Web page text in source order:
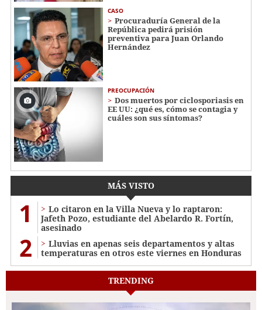
CASO
Procuraduría General de la
República pedirá prisión
preventiva para Juan Orlando
Hernández
PREOCUPACIÓN
Dos muertos por ciclosporiasis en
EE UU: ¿qué es, cómo se contagia y
cuáles son sus síntomas?
MÁS VISTO
1
Lo citaron en la Villa Nueva y lo raptaron:
Jafeth Pozo, estudiante del Abelardo R. Fortín,
asesinado
2
Lluvias en apenas seis departamentos y altas
temperaturas en otros este viernes en Honduras
TRENDING